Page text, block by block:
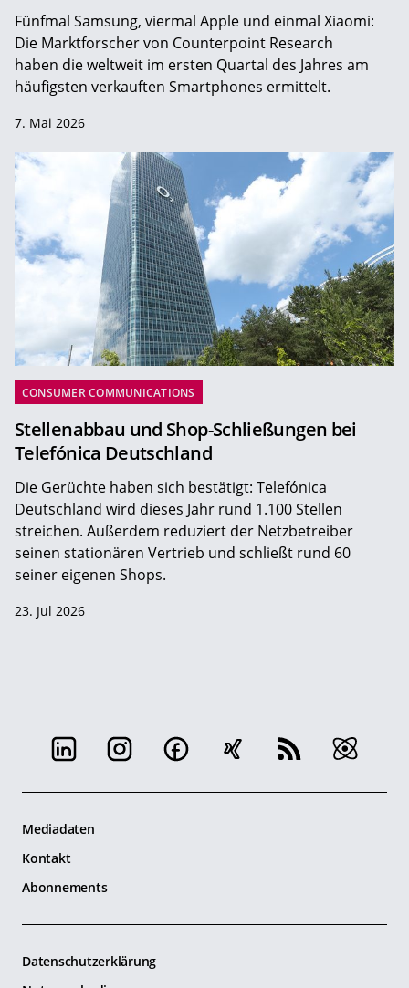
Fünfmal Samsung, viermal Apple und einmal Xiaomi:
Die Marktforscher von Counterpoint Research
haben die weltweit im ersten Quartal des Jahres am
häufigsten verkauften Smartphones ermittelt.
7. Mai 2026
CONSUMER COMMUNICATIONS
Stellenabbau und Shop-Schließungen bei
Telefónica Deutschland
Die Gerüchte haben sich bestätigt: Telefónica
Deutschland wird dieses Jahr rund 1.100 Stellen
streichen. Außerdem reduziert der Netzbetreiber
seinen stationären Vertrieb und schließt rund 60
seiner eigenen Shops.
23. Jul 2026
Mediadaten
Kontakt
Abonnements
Datenschutzerklärung